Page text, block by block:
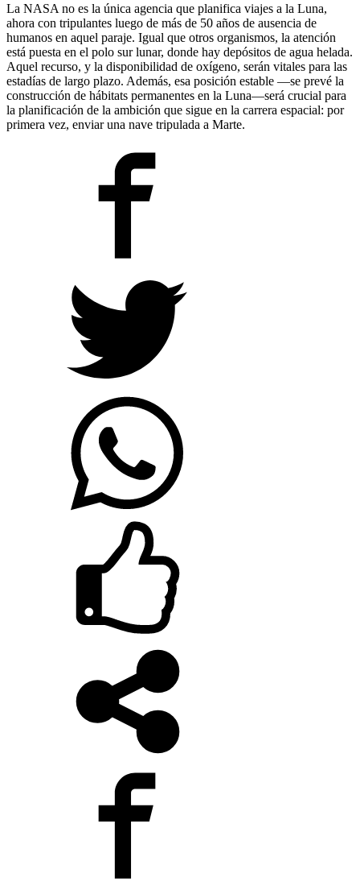
La NASA no es la única agencia que planifica viajes a la Luna,
ahora con tripulantes luego de más de 50 años de ausencia de
humanos en aquel paraje. Igual que otros organismos, la atención
está puesta en el polo sur lunar, donde hay depósitos de agua helada.
Aquel recurso, y la disponibilidad de oxígeno, serán vitales para las
estadías de largo plazo. Además, esa posición estable —se prevé la
construcción de hábitats permanentes en la Luna—será crucial para
la planificación de la ambición que sigue en la carrera espacial: por
primera vez, enviar una nave tripulada a Marte.